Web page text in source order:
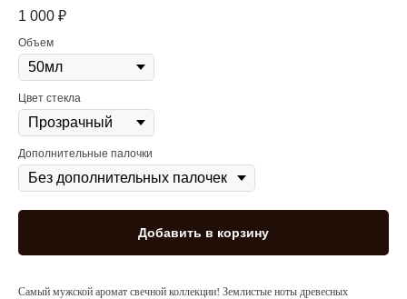
1 000 ₽
Объем
Цвет стекла
Дополнительные палочки
Добавить в корзину
Самый мужской аромат свечной коллекции! Землистые ноты древесных